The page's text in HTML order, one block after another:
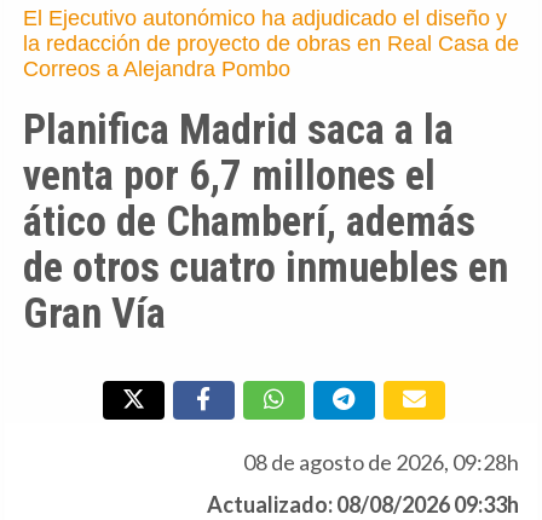
El Ejecutivo autonómico ha adjudicado el diseño y
la redacción de proyecto de obras en Real Casa de
Correos a Alejandra Pombo
Planifica Madrid saca a la
venta por 6,7 millones el
ático de Chamberí, además
de otros cuatro inmuebles en
Gran Vía
08 de agosto de 2026, 09:28h
Actualizado: 08/08/2026 09:33h